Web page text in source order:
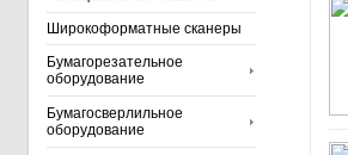
Широкоформатные сканеры
Бумагорезательное
оборудование
Бумагосверлильное
оборудование